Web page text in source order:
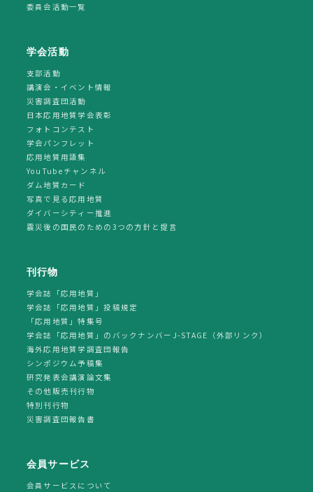
委員会活動一覧
学会活動
支部活動
講演会・イベント情報
災害調査団活動
日本応用地質学会表彰
フォトコンテスト
学会パンフレット
応用地質用語集
YouTubeチャンネル
ダム地質カード
写真で見る応用地質
ダイバーシティー推進
震災後の国民のための3つの方針と提言
刊行物
学会誌「応用地質」
学会誌「応用地質」投稿規定
「応用地質」特集号
学会誌「応用地質」のバックナンバーJ-STAGE（外部リンク）
海外応用地質学調査団報告
シンポジウム予稿集
研究発表会講演論文集
その他販売刊行物
特別刊行物
災害調査団報告書
会員サービス
会員サービスについて